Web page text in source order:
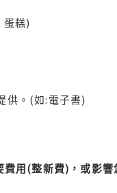
蛋糕)
供。(如:電子書)
用(整新費)，或影